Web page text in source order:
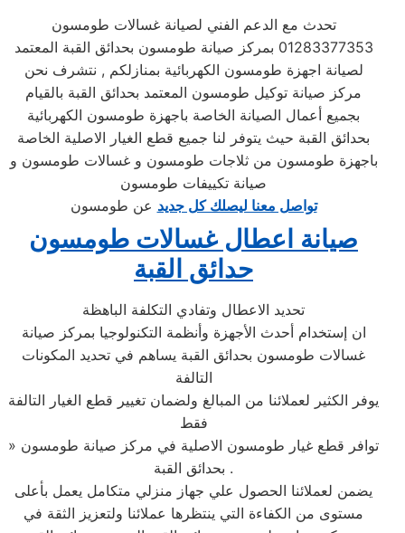
تحدث مع الدعم الفني لصيانة غسالات طومسون
01283377353 بمركز صيانة طومسون بحدائق القبة المعتمد
لصيانة اجهزة طومسون الكهربائية بمنازلكم , نتشرف نحن
مركز صيانة توكيل طومسون المعتمد بحدائق القبة بالقيام
بجميع أعمال الصيانة الخاصة باجهزة طومسون الكهربائية
بحدائق القبة حيث يتوفر لنا جميع قطع الغيار الاصلية الخاصة
باجهزة طومسون من ثلاجات طومسون و غسالات طومسون و
صيانة تكييفات طومسون
تواصل معنا ليصلك كل جديد عن طومسون
صيانة اعطال غسالات طومسون
حدائق القبة
تحديد الاعطال وتفادي التكلفة الباهظة
ان إستخدام أحدث الأجهزة وأنظمة التكنولوجيا بمركز صيانة
غسالات طومسون بحدائق القبة يساهم في تحديد المكونات
التالفة
يوفر الكثير لعملائنا من المبالغ ولضمان تغيير قطع الغيار التالفة
فقط
» توافر قطع غيار طومسون الاصلية في مركز صيانة طومسون
بحدائق القبة .
يضمن لعملائنا الحصول علي جهاز منزلي متكامل يعمل بأعلى
مستوى من الكفاءة التي ينتظرها عملائنا ولتعزيز الثقة في